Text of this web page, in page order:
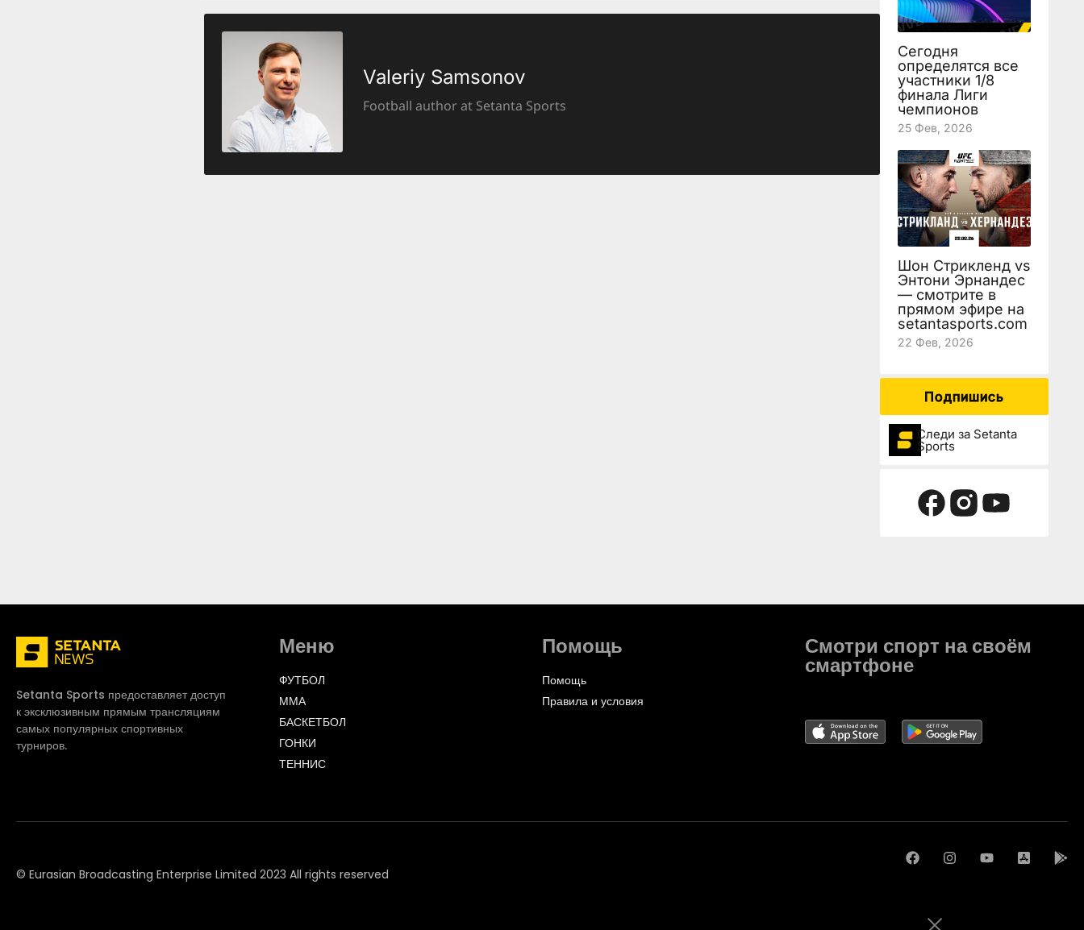
Valeriy Samsonov
Football author at Setanta Sports
Сегодня
определятся все
участники 1/8
финала Лиги
чемпионов
25 Фев, 2026
Шон Стрикленд vs
Энтони Эрнандес
— смотрите в
прямом эфире на
setantasports.com
22 Фев, 2026
Подпишись
Следи за Setanta
Sports
Setanta Sports предоставляет доступ
к эксклюзивным прямым трансляциям
самых популярных спортивных
турниров.
Меню
ФУТБОЛ
ММА
БАСКЕТБОЛ
ГОНКИ
ТЕННИС
Помощь
Помощь
Правила и условия
Смотри спорт на своём
смартфоне
© Eurasian Broadcasting Enterprise Limited 2023 All rights reserved